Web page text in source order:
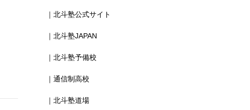
｜北斗塾公式サイト
｜北斗塾JAPAN
｜北斗塾予備校
｜通信制高校
｜北斗塾道場